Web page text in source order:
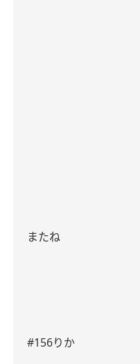
またね
#156りか